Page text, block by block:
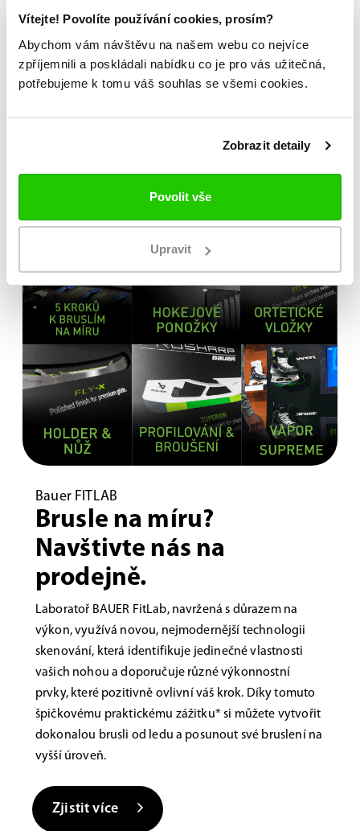
Vítejte! Povolíte používání cookies, prosím?
Abychom vám návštěvu na našem webu co nejvíce
zpříjemnili a poskládali nabídku co je pro vás užitečná,
potřebujeme k tomu váš souhlas se všemi cookies.
Zobrazit detaily
Povolit vše
Upravit
Možnost vyzkoušení a výběru na míru na
jedné z prodejen
Originální zboží s garancí záruky přímo
Bauer FITLAB
Brusle na míru?
Navštivte nás na
prodejně.
Laboratoř BAUER FitLab, navržená s důrazem na
výkon, využívá novou, nejmodernější technologii
skenování, která identifikuje jedinečné vlastnosti
vašich nohou a doporučuje různé výkonnostní
prvky, které pozitivně ovlivní váš krok. Díky tomuto
špičkovému praktickému zážitku* si můžete vytvořit
dokonalou brusli od ledu a posunout své bruslení na
vyšší úroveň.
Zjistit více